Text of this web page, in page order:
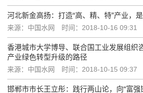
河北新金高扬：打造“高、精、特”产业，
来源：中国水网 时间：2018-10-16 09:31
香港城市大学博导、联合国工业发展组织
产业绿色转型升级的路径
来源：中国水网 时间：2018-10-15 09:37
邯郸市市长王立彤：践行两山论，向“富强